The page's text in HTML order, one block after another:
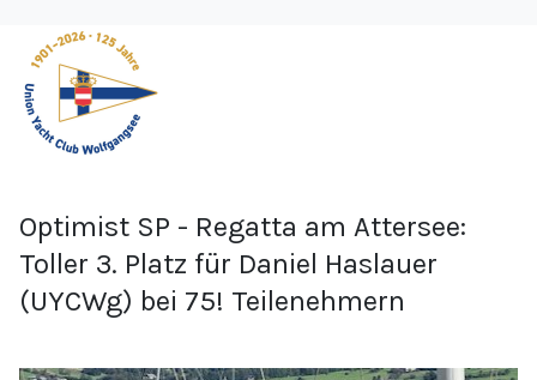
Optimist SP - Regatta am Attersee:
Toller 3. Platz für Daniel Haslauer
(UYCWg) bei 75! Teilenehmern